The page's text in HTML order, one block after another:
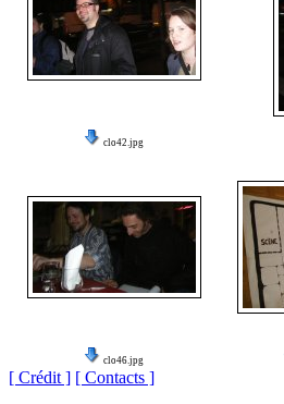
clo42.jpg
clo46.jpg
[ Crédit ] [ Contacts ]